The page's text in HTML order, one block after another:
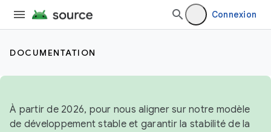
Connexion
DOCUMENTATION
À partir de 2026, pour nous aligner sur notre modèle
de développement stable et garantir la stabilité de la